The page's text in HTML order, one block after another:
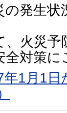
発生状
火災予
全対策
1月1